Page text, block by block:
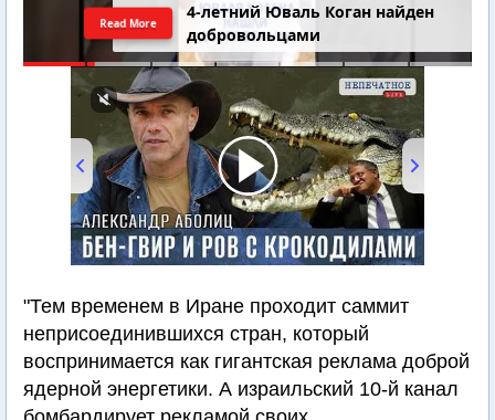
4-летний Юваль Коган найден
добровольцами
Read More
00:00 /12:47
"Тем временем в Иране проходит саммит
неприсоединившихся стран, который
воспринимается как гигантская реклама доброй
ядерной энергетики. А израильский 10-й канал